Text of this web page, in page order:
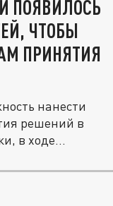
ПОЯВИЛОСЬ
ЧТОБЫ
ПРИНЯТИЯ
нанести
решений в
в ходе...